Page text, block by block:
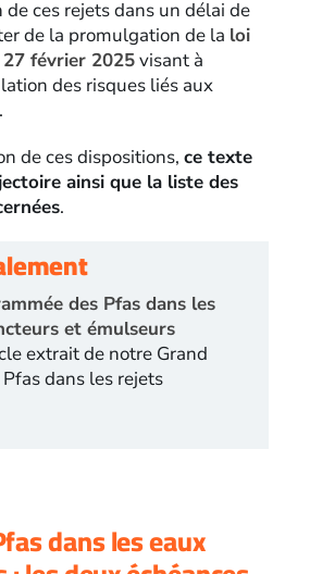
ces rejets dans un délai de
de la promulgation de la loi
février 2025visant à
des risques liés aux
de ces dispositions, ce texte
ainsi que la liste des
.
des Pfas dans les
et émulseurs
extrait de notre Grand
dans les rejets
dans les eaux